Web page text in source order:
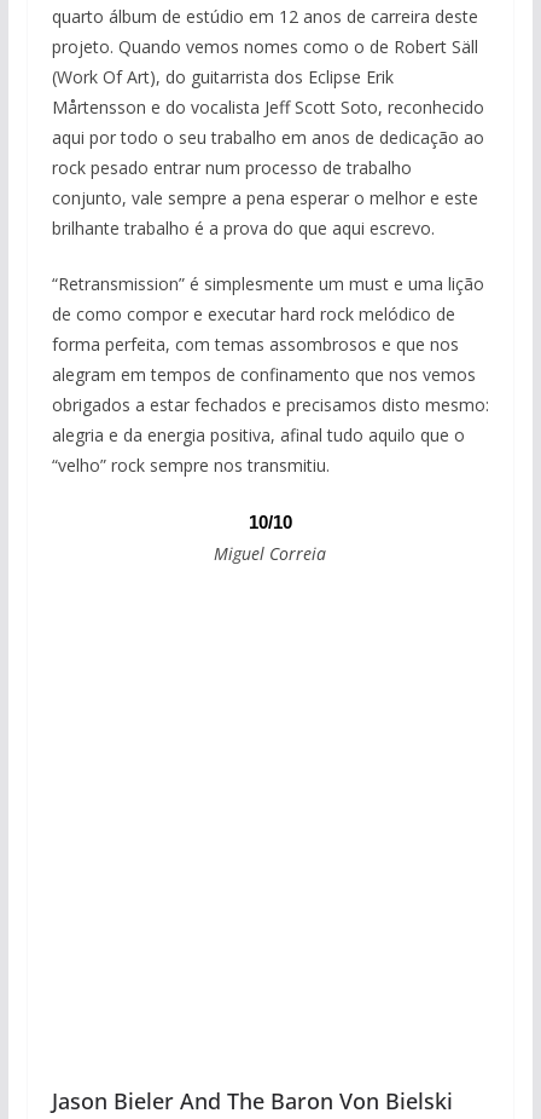
quarto álbum de estúdio em 12 anos de carreira deste
projeto. Quando vemos nomes como o de Robert Säll
(Work Of Art), do guitarrista dos Eclipse Erik
Mårtensson e do vocalista Jeff Scott Soto, reconhecido
aqui por todo o seu trabalho em anos de dedicação ao
rock pesado entrar num processo de trabalho
conjunto, vale sempre a pena esperar o melhor e este
brilhante trabalho é a prova do que aqui escrevo.
“Retransmission” é simplesmente um must e uma lição
de como compor e executar hard rock melódico de
forma perfeita, com temas assombrosos e que nos
alegram em tempos de confinamento que nos vemos
obrigados a estar fechados e precisamos disto mesmo:
alegria e da energia positiva, afinal tudo aquilo que o
“velho” rock sempre nos transmitiu.
10/10
Miguel Correia
Jason Bieler And The Baron Von Bielski